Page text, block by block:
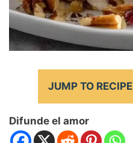
JUMP TO RECIPE
Difunde el amor